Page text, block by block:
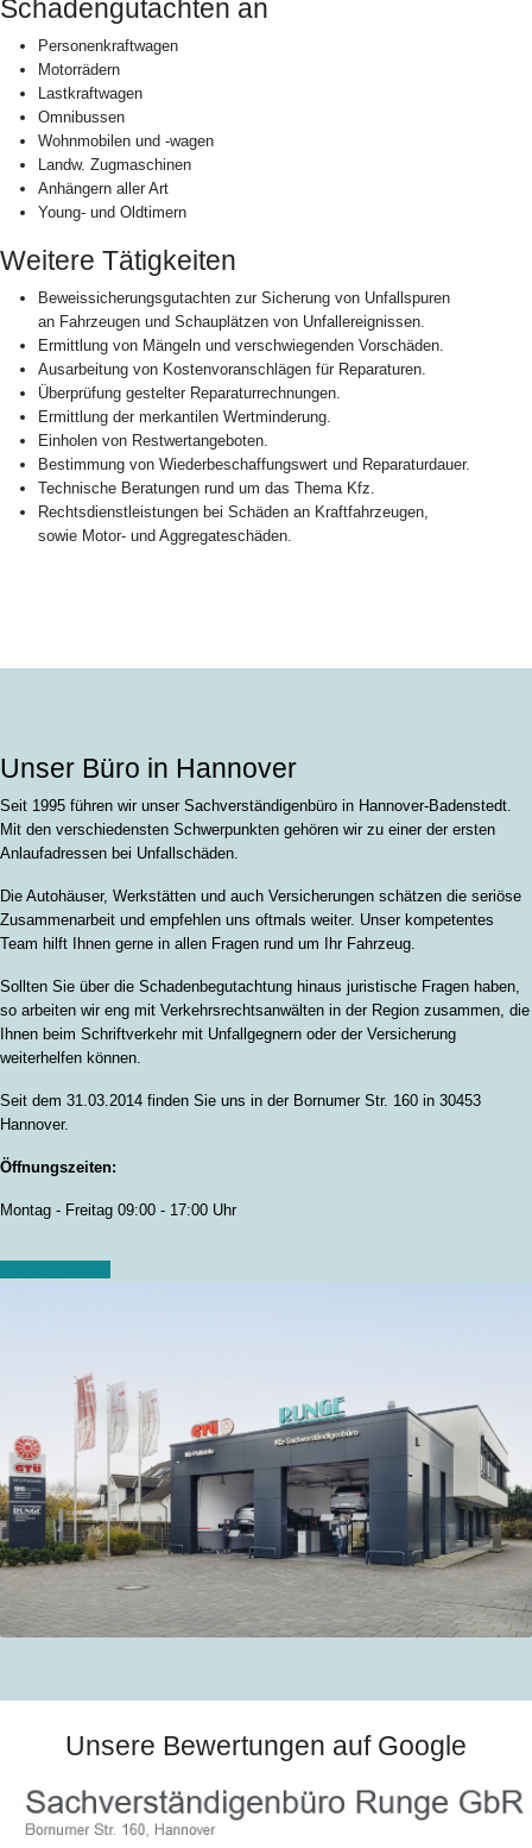
Schadengutachten an
Personenkraftwagen
Motorrädern
Lastkraftwagen
Omnibussen
Wohnmobilen und -wagen
Landw. Zugmaschinen
Anhängern aller Art
Young- und Oldtimern
Weitere Tätigkeiten
Beweissicherungsgutachten zur Sicherung von Unfallspuren
an Fahrzeugen und Schauplätzen von Unfallereignissen.
Ermittlung von Mängeln und verschwiegenden Vorschäden.
Ausarbeitung von Kostenvoranschlägen für Reparaturen.
Überprüfung gestelter Reparaturrechnungen.
Ermittlung der merkantilen Wertminderung.
Einholen von Restwertangeboten.
Bestimmung von Wiederbeschaffungswert und Reparaturdauer.
Technische Beratungen rund um das Thema Kfz.
Rechtsdienstleistungen bei Schäden an Kraftfahrzeugen,
sowie Motor- und Aggregateschäden.
Unser Büro in Hannover
Seit 1995 führen wir unser Sachverständigenbüro in Hannover-Badenstedt.
Mit den verschiedensten Schwerpunkten gehören wir zu einer der ersten
Anlaufadressen bei Unfallschäden.
Die Autohäuser, Werkstätten und auch Versicherungen schätzen die seriöse
Zusammenarbeit und empfehlen uns oftmals weiter. Unser kompetentes
Team hilft Ihnen gerne in allen Fragen rund um Ihr Fahrzeug.
Sollten Sie über die Schadenbegutachtung hinaus juristische Fragen haben,
so arbeiten wir eng mit Verkehrsrechtsanwälten in der Region zusammen, die
Ihnen beim Schriftverkehr mit Unfallgegnern oder der Versicherung
weiterhelfen können.
Seit dem 31.03.2014 finden Sie uns in der Bornumer Str. 160 in 30453
Hannover.
Öffnungszeiten:
Montag - Freitag 09:00 - 17:00 Uhr
Unsere Bewertungen auf Google